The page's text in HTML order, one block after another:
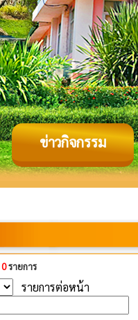
ข่าวกิจกรรม
0รายการ
รายการต่อหน้า